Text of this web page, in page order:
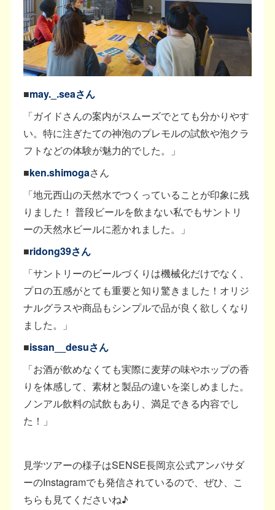
■may._.seaさん
「ガイドさんの案内がスムーズでとても分かりやす
い。特に注ぎたての神泡のプレモルの試飲や泡クラ
フトなどの体験が魅力的でした。」
■ken.shimogaさん
「地元西山の天然水でつくっていることが印象に残
りました！ 普段ビールを飲まない私でもサントリ
ーの天然水ビールに惹かれました。」
■ridong39さん
「サントリーのビールづくりは機械化だけでなく、
プロの五感がとても重要と知り驚きました！オリジ
ナルグラスや商品もシンプルで品が良く欲しくなり
ました。」
■issan__desuさん
「お酒が飲めなくても実際に麦芽の味やホップの香
りを体感して、素材と製品の違いを楽しめました。
ノンアル飲料の試飲もあり、満足できる内容でし
た！」
見学ツアーの様子はSENSE長岡京公式アンバサダ
ーのInstagramでも発信されているので、ぜひ、こ
ちらも見てくださいね♪